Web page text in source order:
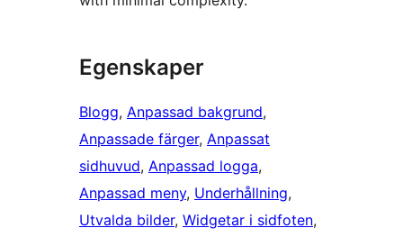
Egenskaper
Blogg, Anpassad bakgrund
Anpassade färger, Anpassat
sidhuvud, Anpassad logga
Anpassad meny, Underhållning
Utvalda bilder, Widgetar i sidfoten